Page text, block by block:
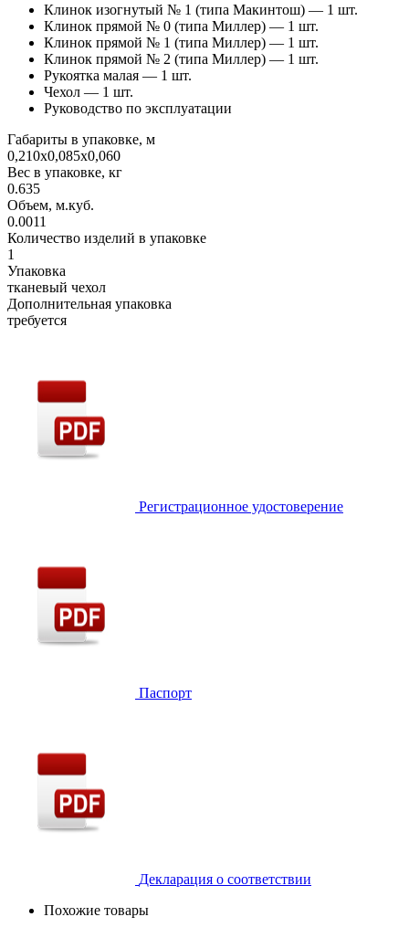
Клинок изогнутый № 1 (типа Макинтош) — 1 шт.
Клинок прямой № 0 (типа Миллер) — 1 шт.
Клинок прямой № 1 (типа Миллер) — 1 шт.
Клинок прямой № 2 (типа Миллер) — 1 шт.
Рукоятка малая — 1 шт.
Чехол — 1 шт.
Руководство по эксплуатации
Габариты в упаковке, м
0,210х0,085х0,060
Вес в упаковке, кг
0.635
Объем, м.куб.
0.0011
Количество изделий в упаковке
1
Упаковка
тканевый чехол
Дополнительная упаковка
требуется
Регистрационное удостоверение
Паспорт
Декларация о соответствии
Похожие товары